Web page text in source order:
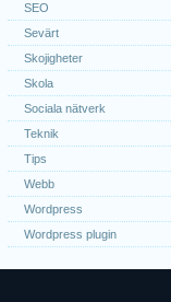
SEO
Sevärt
Skojigheter
Skola
Sociala nätverk
Teknik
Tips
Webb
Wordpress
Wordpress plugin